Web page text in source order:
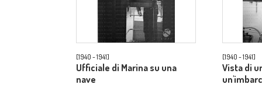
[1940 - 1941]
Ufficiale di Marina su una
nave
[1940 - 1941]
Vista di